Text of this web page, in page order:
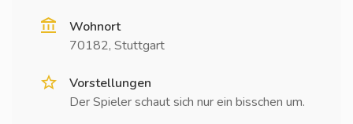
Wohnort
70182, Stuttgart
Vorstellungen
Der Spieler schaut sich nur ein bisschen um.